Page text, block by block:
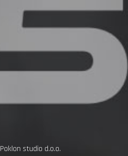
Poklon studio d.o.o.